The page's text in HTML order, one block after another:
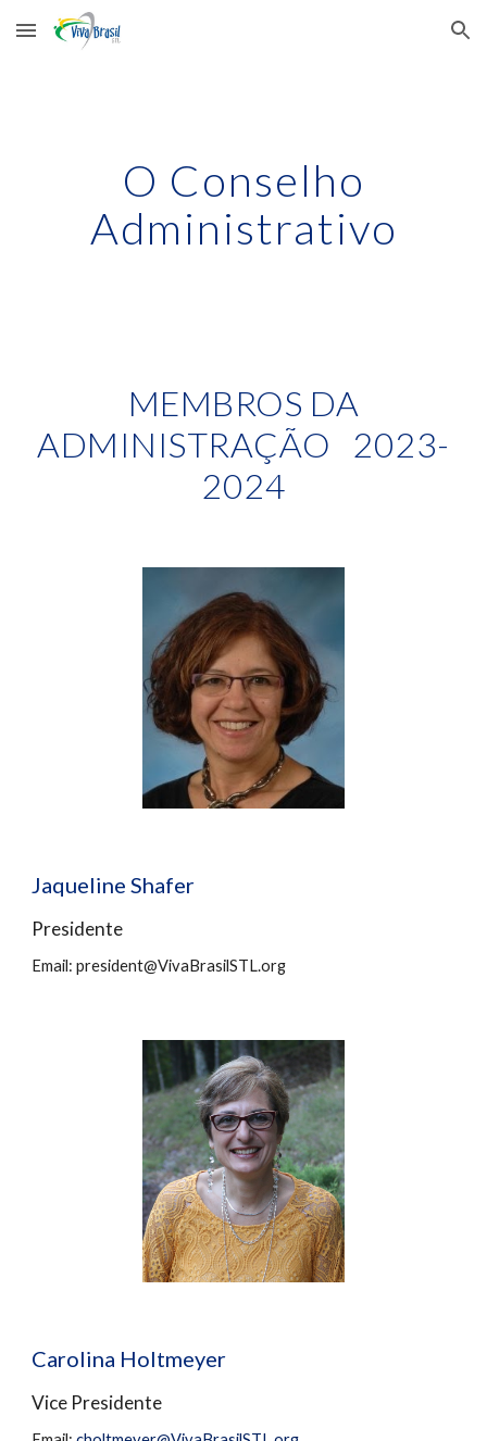
Skip to main content Skip to navigation
O Conselho
Administrativo
MEMBROS DA
ADMINISTRAÇÃO 2023-
2024
Jaqueline Shafer
Presidente
Email: president@VivaBrasilSTL.org
Carolina Holtmeyer
Vice Presidente